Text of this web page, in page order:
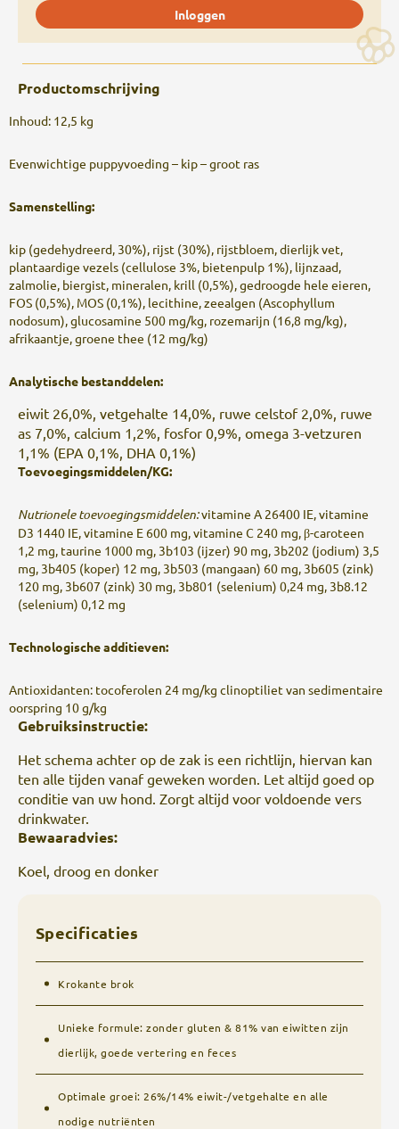
Inloggen
Productomschrijving
Inhoud: 12,5 kg
Evenwichtige puppyvoeding – kip – groot ras
Samenstelling:
kip (gedehydreerd, 30%), rijst (30%), rijstbloem, dierlijk vet,
plantaardige vezels (cellulose 3%, bietenpulp 1%), lijnzaad,
zalmolie, biergist, mineralen, krill (0,5%), gedroogde hele eieren,
FOS (0,5%), MOS (0,1%), lecithine, zeealgen (Ascophyllum
nodosum), glucosamine 500 mg/kg, rozemarijn (16,8 mg/kg),
afrikaantje, groene thee (12 mg/kg)
Analytische bestanddelen:
eiwit 26,0%, vetgehalte 14,0%, ruwe celstof 2,0%, ruwe
as 7,0%, calcium 1,2%, fosfor 0,9%, omega 3-vetzuren
1,1% (EPA 0,1%, DHA 0,1%)
Toevoegingsmiddelen/KG:
Nutrionele toevoegingsmiddelen:vitamine A 26400 IE, vitamine
D3 1440 IE, vitamine E 600 mg, vitamine C 240 mg, β-caroteen
1,2 mg, taurine 1000 mg, 3b103 (ijzer) 90 mg, 3b202 (jodium) 3,5
mg, 3b405 (koper) 12 mg, 3b503 (mangaan) 60 mg, 3b605 (zink)
120 mg, 3b607 (zink) 30 mg, 3b801 (selenium) 0,24 mg, 3b8.12
(selenium) 0,12 mg
Technologische additieven:
Antioxidanten: tocoferolen 24 mg/kg clinoptiliet van sedimentaire
oorspring 10 g/kg
Gebruiksinstructie:
Het schema achter op de zak is een richtlijn, hiervan kan
ten alle tijden vanaf geweken worden. Let altijd goed op
conditie van uw hond. Zorgt altijd voor voldoende vers
drinkwater.
Bewaaradvies:
Koel, droog en donker
Specificaties
Krokante brok
Unieke formule: zonder gluten & 81% van eiwitten zijn
dierlijk, goede vertering en feces
Optimale groei: 26%/14% eiwit-/vetgehalte en alle
nodige nutriënten